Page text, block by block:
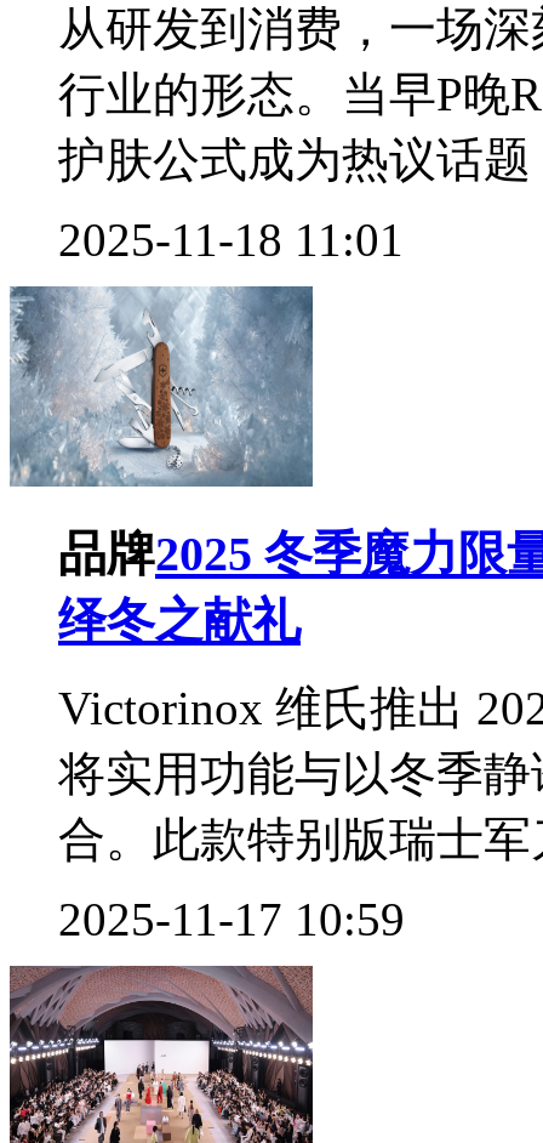
从研发到消费，一场
行业的形态。当早P晚
护肤公式成为热议话题
2025-11-18 11:01
品牌2025 冬季魔力限
绎冬之献礼
Victorinox 维氏推出
将实用功能与以冬季
合。此款特别版瑞士军
2025-11-17 10:59